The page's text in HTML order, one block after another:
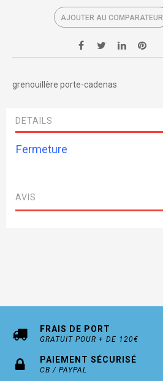
AJOUTER AU COMPARATEUR
grenouillère porte-cadenas
DETAILS
Fermeture
AVIS
FRAIS DE PORT
GRATUIT POUR + DE 120€
PAIEMENT SÉCURISÉ
CB / PAYPAL